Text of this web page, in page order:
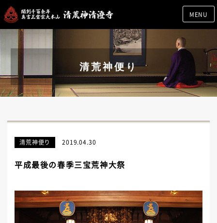
MENU
清荒神便り
清荒神便り 2019.04.30
平成最後の春季三宝荒神大祭